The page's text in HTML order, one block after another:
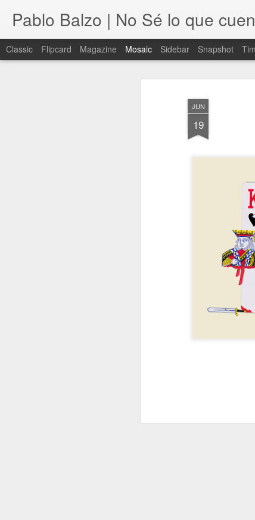
JUN
19
Pablo Balzo | No Sé lo que
Classic Flipcard Magazine Mosaic Sidebar Snapshot